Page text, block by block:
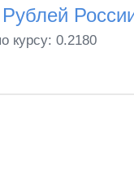
курсу: 0.2180